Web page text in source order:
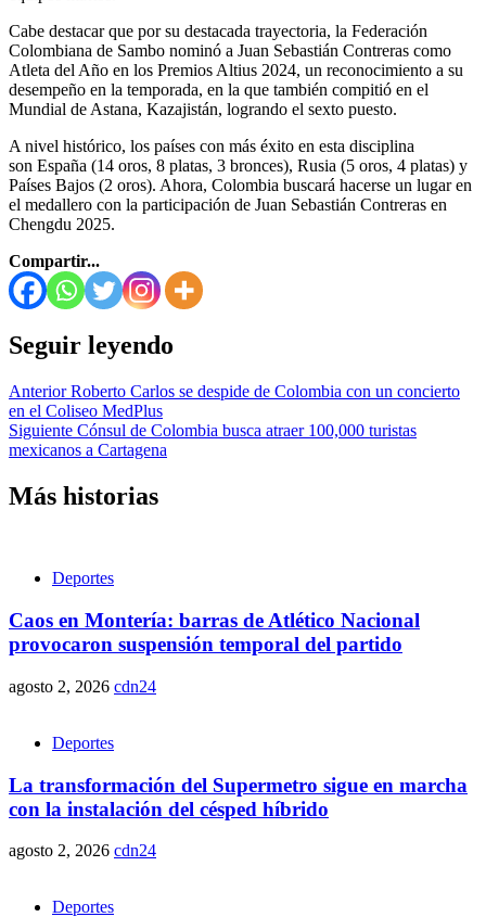
Cabe destacar que por su destacada trayectoria, la Federación
Colombiana de Sambo nominó a Juan Sebastián Contreras como
Atleta del Año en los Premios Altius 2024, un reconocimiento a su
desempeño en la temporada, en la que también compitió en el
Mundial de Astana, Kazajistán, logrando el sexto puesto.
A nivel histórico, los países con más éxito en esta disciplina
son España (14 oros, 8 platas, 3 bronces), Rusia (5 oros, 4 platas) y
Países Bajos (2 oros). Ahora, Colombia buscará hacerse un lugar en
el medallero con la participación de Juan Sebastián Contreras en
Chengdu 2025.
Compartir...
Seguir leyendo
AnteriorRoberto Carlos se despide de Colombia con un concierto
en el Coliseo MedPlus
Siguiente Cónsul de Colombia busca atraer 100,000 turistas
mexicanos a Cartagena
Más historias
Deportes
Caos en Montería: barras de Atlético Nacional
provocaron suspensión temporal del partido
agosto 2, 2026 cdn24
Deportes
La transformación del Supermetro sigue en marcha
con la instalación del césped híbrido
agosto 2, 2026 cdn24
Deportes